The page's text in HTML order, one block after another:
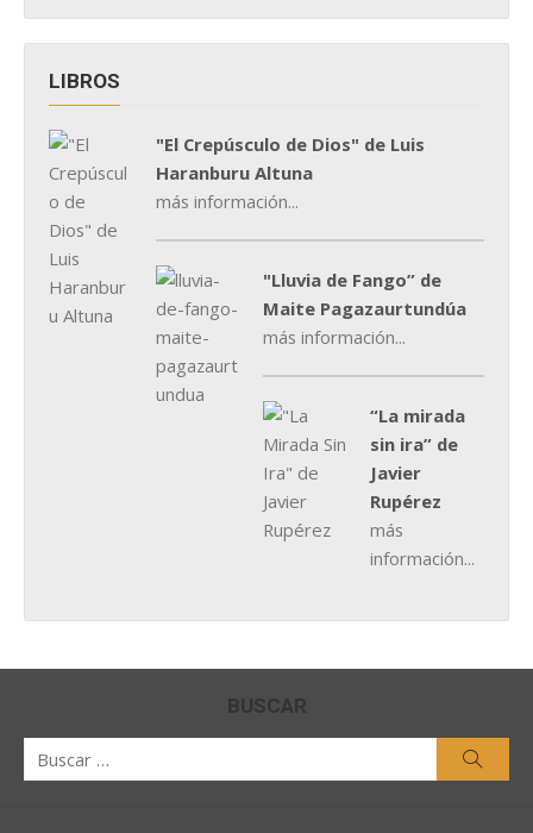
LIBROS
"El Crepúsculo de Dios" de Luis
Haranburu Altuna
más información...
"Lluvia de Fango” de
Maite Pagazaurtundúa
más información...
“La mirada
sin ira” de
Javier
Rupérez
más
información...
BUSCAR